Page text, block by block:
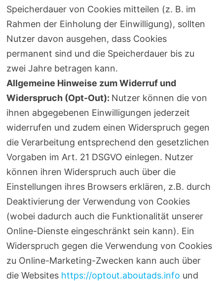
Speicherdauer von Cookies mitteilen (z. B. im
Rahmen der Einholung der Einwilligung), sollten
Nutzer davon ausgehen, dass Cookies
permanent sind und die Speicherdauer bis zu
zwei Jahre betragen kann.
Allgemeine Hinweise zum Widerruf und
Widerspruch (Opt-Out): Nutzer können die von
ihnen abgegebenen Einwilligungen jederzeit
widerrufen und zudem einen Widerspruch gegen
die Verarbeitung entsprechend den gesetzlichen
Vorgaben im Art. 21 DSGVO einlegen. Nutzer
können ihren Widerspruch auch über die
Einstellungen ihres Browsers erklären, z.B. durch
Deaktivierung der Verwendung von Cookies
(wobei dadurch auch die Funktionalität unserer
Online-Dienste eingeschränkt sein kann). Ein
Widerspruch gegen die Verwendung von Cookies
zu Online-Marketing-Zwecken kann auch über
die Websites https://optout.aboutads.info und